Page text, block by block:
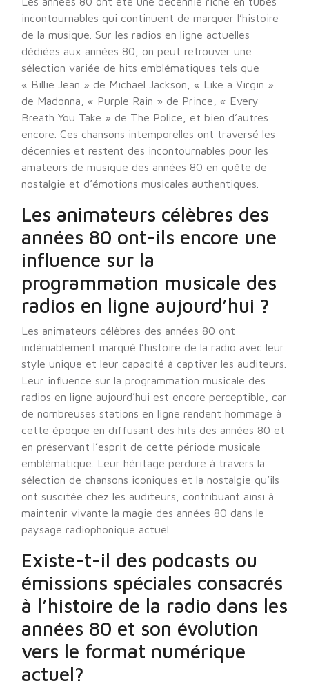
incontournables qui continuent de marquer l’histoire
de la musique. Sur les radios en ligne actuelles
dédiées aux années 80, on peut retrouver une
sélection variée de hits emblématiques tels que
« Billie Jean » de Michael Jackson, « Like a Virgin »
de Madonna, « Purple Rain » de Prince, « Every
Breath You Take » de The Police, et bien d’autres
encore. Ces chansons intemporelles ont traversé les
décennies et restent des incontournables pour les
amateurs de musique des années 80 en quête de
nostalgie et d’émotions musicales authentiques.
Les animateurs célèbres des
années 80 ont-ils encore une
influence sur la
programmation musicale des
radios en ligne aujourd’hui ?
Les animateurs célèbres des années 80 ont
indéniablement marqué l’histoire de la radio avec leur
style unique et leur capacité à captiver les auditeurs.
Leur influence sur la programmation musicale des
radios en ligne aujourd’hui est encore perceptible, car
de nombreuses stations en ligne rendent hommage à
cette époque en diffusant des hits des années 80 et
en préservant l’esprit de cette période musicale
emblématique. Leur héritage perdure à travers la
sélection de chansons iconiques et la nostalgie qu’ils
ont suscitée chez les auditeurs, contribuant ainsi à
maintenir vivante la magie des années 80 dans le
paysage radiophonique actuel.
Existe-t-il des podcasts ou
émissions spéciales consacrés
à l’histoire de la radio dans les
années 80 et son évolution
vers le format numérique
actuel?